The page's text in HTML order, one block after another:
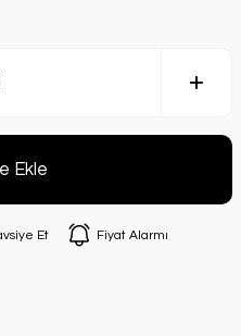
Ekle
Et Fiyat Alarmı